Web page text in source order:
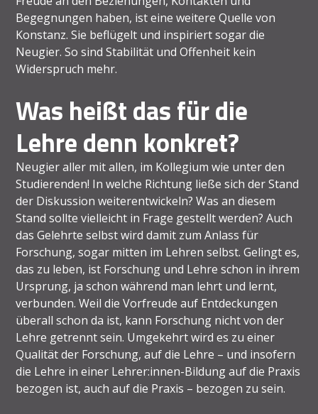
Begegnungen haben, ist eine weitere Quelle von
Konstanz. Sie beflügelt und inspiriert sogar die
Neugier. So sind Stabilität und Offenheit kein
Widerspruch mehr.
Was heißt das für die
Lehre denn konkret?
Neugier aller mit allen, im Kollegium wie unter den
Studierenden! In welche Richtung ließe sich der Stand
der Diskussion weiterentwickeln? Was an diesem
Stand sollte vielleicht in Frage gestellt werden? Auch
das Gelehrte selbst wird damit zum Anlass für
Forschung, sogar mitten im Lehren selbst. Gelingt es,
das zu leben, ist Forschung und Lehre schon in ihrem
Ursprung, ja schon während man lehrt und lernt,
verbunden. Weil die Vorfreude auf Entdeckungen
überall schon da ist, kann Forschung nicht von der
Lehre getrennt sein. Umgekehrt wird es zu einer
Qualität der Forschung, auf die Lehre – und insofern
die Lehre in einer Lehrer:innen-Bildung auf die Praxis
bezogen ist, auch auf die Praxis – bezogen zu sein.